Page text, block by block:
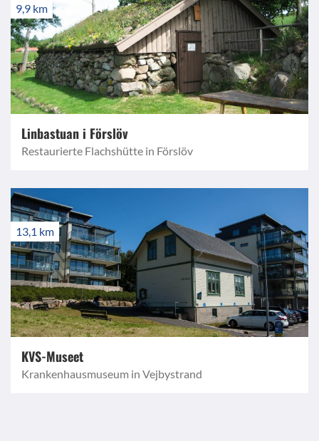
9,9 km
Linbastuan i Förslöv
Restaurierte Flachshütte in Förslöv
13,1 km
KVS-Museet
Krankenhausmuseum in Vejbystrand